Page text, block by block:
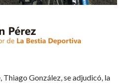
González, se adjudicó, la